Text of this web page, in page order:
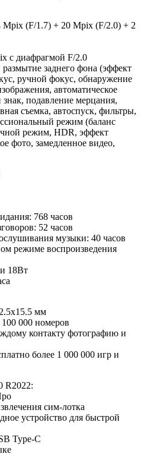
Mpix (F/1.7) + 20 Mpix (F/2.0) + 2
с диафрагмой F/2.0
заднего фона (эффект
ручной фокус, обнаружение
автоматическое
подавление мерцания,
съемка, автоспуск, фильтры,
режим (баланс
режим, HDR, эффект
фото, замедленное видео,
768 часов
52 часов
музыки: 40 часов
режиме воспроизведения
18Вт
мм
000 номеров
контакту фотографию и
более 1 000 000 игр и
R2022:
сим-лотка
устройство для быстрой
Type-C